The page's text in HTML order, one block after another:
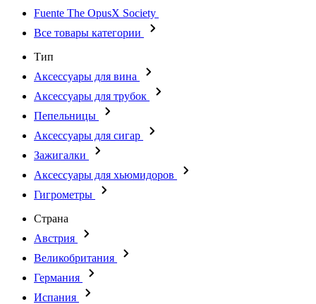
Fuente The OpusX Society
Все товары категории
Тип
Аксессуары для вина
Аксессуары для трубок
Пепельницы
Аксессуары для сигар
Зажигалки
Аксессуары для хьюмидоров
Гигрометры
Страна
Австрия
Великобритания
Германия
Испания